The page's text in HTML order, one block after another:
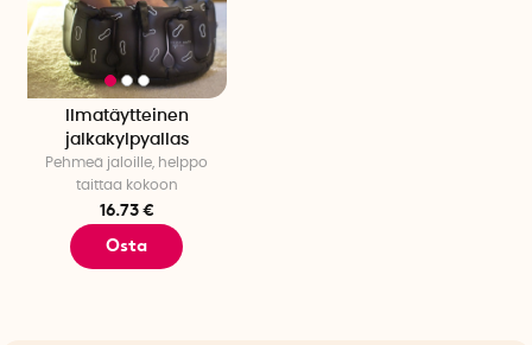
Ilmatäytteinen
jalkakylpyallas
Pehmeä jaloille, helppo
taittaa kokoon
16.73 €
Osta